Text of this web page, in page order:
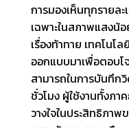
การมองเห็นทุกรายล
เฉพาะในสภาพแสงน้
เรื่องท้าทาย เทคโนโ
ออกแบบมาเพื่อตอบโ
สามารถในการบันทึ
ชั่วโมง ผู้ใช้งานทั้งภา
วางใจในประสิทธิภา